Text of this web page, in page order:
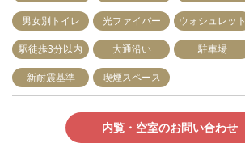
男女別トイレ 光ファイバー ウォシュレット
駅徒歩3分以内 大通沿い 駐車場
新耐震基準 喫煙スペース
内覧・空室のお問い合わせ